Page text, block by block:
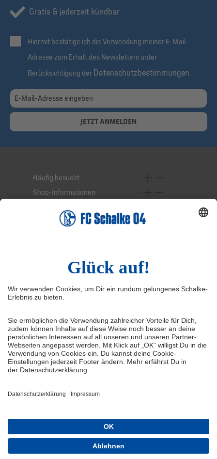
Gratis & jederzeit kündbar
Hiermit bestätige ich die Verwendung meiner E-Mail-
Adresse zum Erhalt des Newsletters unter
Berücksichtigung der Datenschutzbestimmungen.
JETZT ANMELDEN
Häufig besucht
Shop-Informationen
Service-Hotline
Widerruf Vertrag widerrufen
AGB
Cookie-Einstellungen
Datenschutzerklärung Impressum